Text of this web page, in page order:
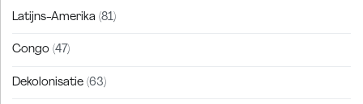
Latijns-Amerika (81)
Congo (47)
Dekolonisatie (63)